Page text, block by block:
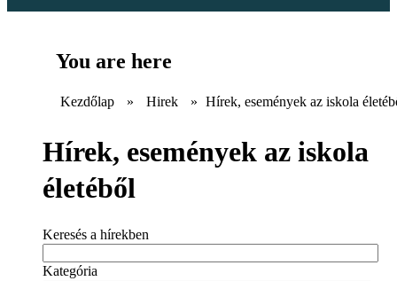
You are here
Kezdőlap » Hirek » Hírek, események az iskola
Hírek, események az iskola
életéből
Keresés a hírekben
Kategória